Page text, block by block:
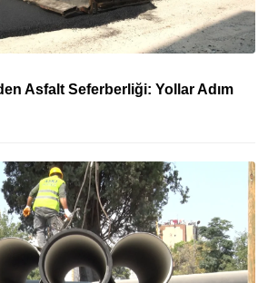
Asfalt Seferberliği: Yollar Adım